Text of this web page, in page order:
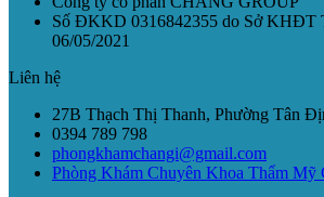
Số ĐKKD 0316842355 do Sở KHĐT
06/05/2021
Liên hệ
27B Thạch Thị Thanh, Phường Tân
0394 789 798
phongkhamchangi@gmail.com
Phòng Khám Chuyên Khoa Thẩm Mỹ